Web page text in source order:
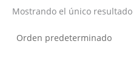
Mostrando el único resultado